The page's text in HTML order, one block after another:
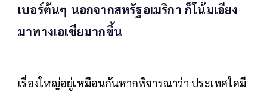
เบอร์ต้นๆ นอกจากสหรัฐอเมริกา ก็โน้มเอียง
มาทางเอเชียมากขึ้น
เรื่องใหญ่อยู่เหมือนกันหากพิจารณาว่า ประเทศใดมี